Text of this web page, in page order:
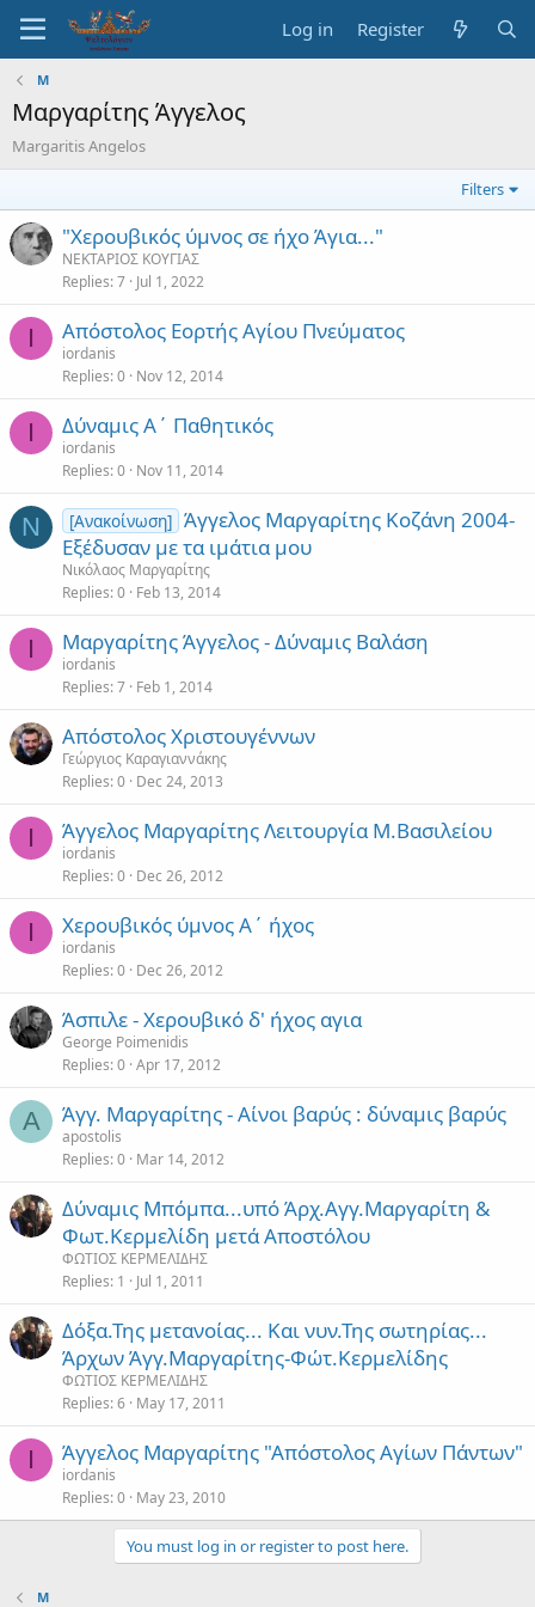
Log in Register
Μ
Μαργαρίτης Άγγελος
Margaritis Angelos
Filters
"Χερουβικός ύμνος σε ήχο Άγια..."
ΝΕΚΤΑΡΙΟΣ ΚΟΥΓΙΑΣ
Replies 7 Jul 1, 2022
I Απόστολος Εορτής Αγίου Πνεύματος
iordanis
Replies 0 Nov 12, 2014
I Δύναμις Α΄ Παθητικός
iordanis
Replies 0 Nov 11, 2014
Ν [Ανακοίνωση] Άγγελος Μαργαρίτης Κοζάνη 2004-
Εξέδυσαν με τα ιμάτια μου
Νικόλαος Μαργαρίτης
Replies 0 Feb 13, 2014
I Μαργαρίτης Άγγελος - Δύναμις Βαλάση
iordanis
Replies 7 Feb 1, 2014
Απόστολος Χριστουγέννων
Γεώργιος Καραγιαννάκης
Replies 0 Dec 24, 2013
I Άγγελος Μαργαρίτης Λειτουργία Μ.Βασιλείου
iordanis
Replies 0 Dec 26, 2012
I Χερουβικός ύμνος Α΄ ήχος
iordanis
Replies 0 Dec 26, 2012
Άσπιλε - Χερουβικό δ' ήχος αγια
George Poimenidis
Replies 0 Apr 17, 2012
A Άγγ. Μαργαρίτης - Αίνοι βαρύς : δύναμις βαρύς
apostolis
Replies 0 Mar 14, 2012
Δύναμις Μπόμπα...υπό Άρχ.Αγγ.Μαργαρίτη &
Φωτ.Κερμελίδη μετά Αποστόλου
ΦΩΤΙΟΣ ΚΕΡΜΕΛΙΔΗΣ
Replies 1 Jul 1, 2011
Δόξα.Της μετανοίας... Και νυν.Της σωτηρίας...
Άρχων Άγγ.Μαργαρίτης-Φώτ.Κερμελίδης
ΦΩΤΙΟΣ ΚΕΡΜΕΛΙΔΗΣ
Replies 6 May 17, 2011
I Άγγελος Μαργαρίτης "Απόστολος Αγίων Πάντων"
iordanis
Replies 0 May 23, 2010
You must log in or register to post here.
Μ